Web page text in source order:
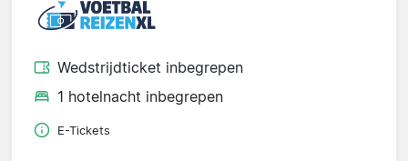
Wedstrijdticket inbegrepen
1 hotelnacht inbegrepen
E-Tickets